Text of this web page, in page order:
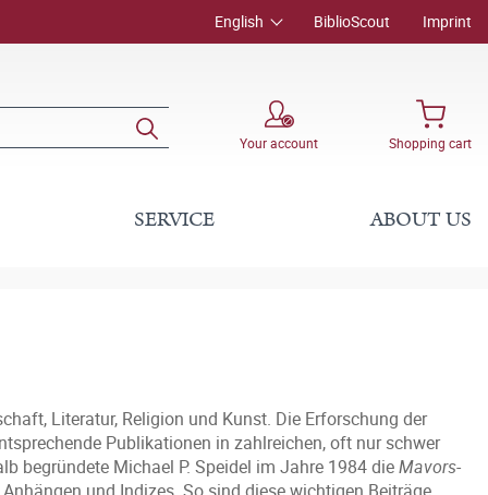
English BiblioScout Imprint
Your account Shopping cart
SERVICE ABOUT US
Literatur, Religion und Kunst. Die Erforschung der
Publikationen in zahlreichen, oft nur schwer
begründete Michael P. Speidel im Jahre 1984 dieMavors-